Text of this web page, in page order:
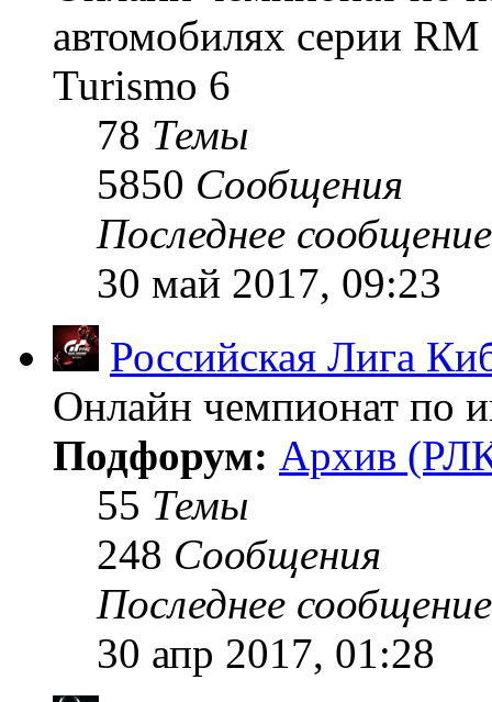
автомобилях серии
Turismo 6
78 Темы
5850 Сообщения
Последнее сообщение
30 май 2017, 09:23
Российская Лига
Онлайн чемпионат по
Подфорум: Архив
55 Темы
248 Сообщения
Последнее сообщение
30 апр 2017, 01:28